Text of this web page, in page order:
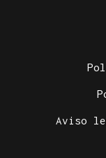
Aviso